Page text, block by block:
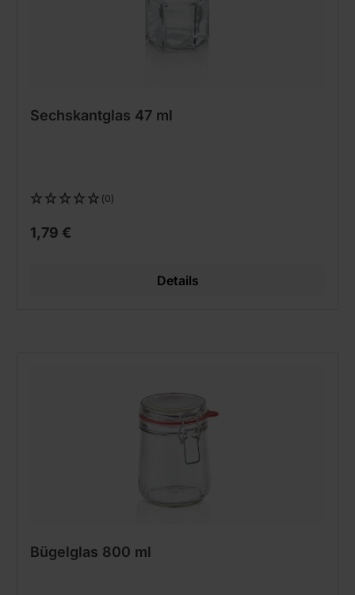
Sechskantglas 47 ml
(0)
1,79 €
Details
Bügelglas 800 ml